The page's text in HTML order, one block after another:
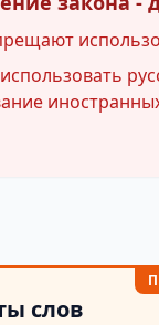
слов